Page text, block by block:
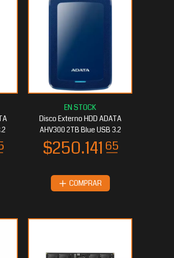
Disco Externo HDD ADATA
AHV300 2TB Blue USB 3.2
COMPRAR